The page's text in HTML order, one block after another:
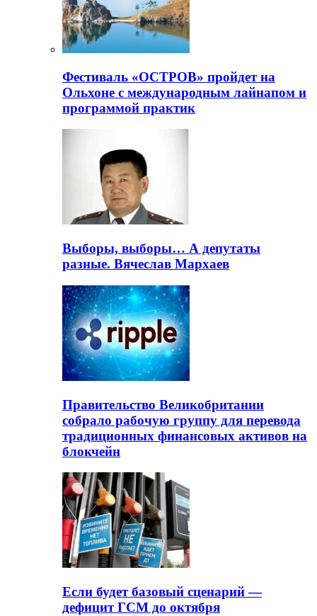
Фестиваль «ОСТРОВ» пройдет на
Ольхоне с международным лайнапом и
программой практик
Выборы, выборы… А депутаты
разные. Вячеслав Мархаев
Правительство Великобритании
собрало рабочую группу для перевода
традиционных финансовых активов на
блокчейн
Если будет базовый сценарий —
дефицит ГСМ до октября